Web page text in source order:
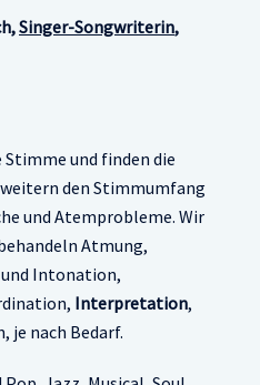
Singer-Songwriterin,
und finden die
den Stimmumfang
und Atemprobleme. Wir
Atmung,
Intonation,
Interpretation,
je nach Bedarf.